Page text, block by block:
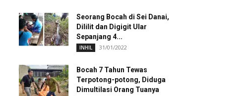
Seorang Bocah di Sei Danai,
Dililit dan Digigit Ular
Sepanjang 4...
INHIL 31/01/2022
Bocah 7 Tahun Tewas
Terpotong-potong, Diduga
Dimultilasi Orang Tuanya